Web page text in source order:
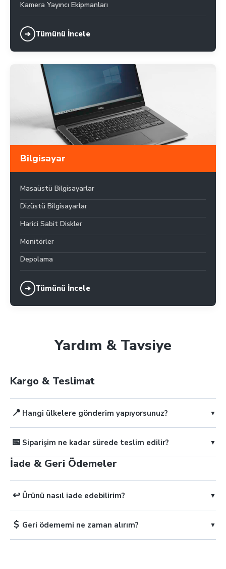
Kamera Yayıncı Ekipmanları
➔ Tümünü İncele
Bilgisayar
Masaüstü Bilgisayarlar
Dizüstü Bilgisayarlar
Harici Sabit Diskler
Monitörler
Depolama
➔ Tümünü İncele
Yardım & Tavsiye
Kargo & Teslimat
📍 Hangi ülkelere gönderim yapıyorsunuz? ▼
📅 Siparişim ne kadar sürede teslim edilir? ▼
İade & Geri Ödemeler
↩️ Ürünü nasıl iade edebilirim? ▼
$ Geri ödememi ne zaman alırım? ▼